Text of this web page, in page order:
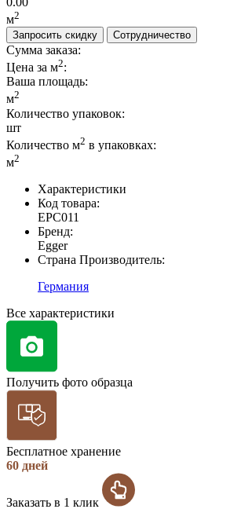
м2
Запросить скидку
Сотрудничество
Сумма заказа:
Цена за м2:
Ваша площадь:
м2
Количество упаковок:
шт
Количество м2 в упаковках:
м2
Характеристики
Код товара:
EPC011
Бренд:
Egger
Страна Производитель:
Германия
Все характеристики
Получить фото образца
Бесплатное хранение
60 дней
Заказать в 1 клик